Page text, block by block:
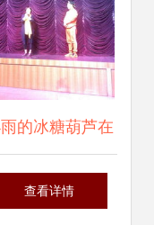
的冰糖葫芦在
首场巡演温暖启
查看详情